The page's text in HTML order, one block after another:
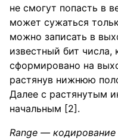
не смогут попасть в
может сужаться
можно записать в
известный бит
сформировано на
растянув нижнюю
Далее с растянутым
начальным [2].
Range — кодирование